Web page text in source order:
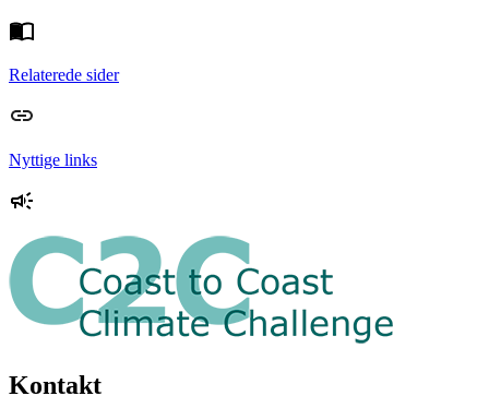
Relaterede sider
Nyttige links
Kontakt